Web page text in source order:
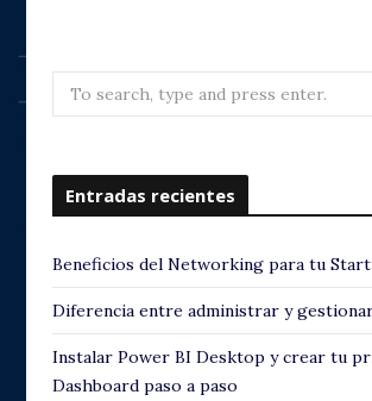
Search
for:
Entradas recientes
Beneficios del Networking para tu
Diferencia entre administrar y
Instalar Power BI Desktop y crear tu
Dashboard paso a paso